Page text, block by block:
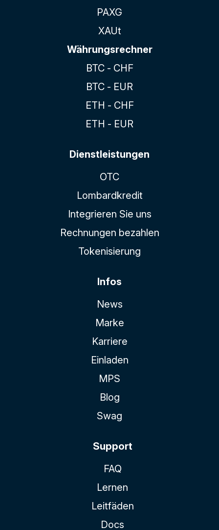
PAXG
XAUt
Währungsrechner
BTC - CHF
BTC - EUR
ETH - CHF
ETH - EUR
Dienstleistungen
OTC
Lombardkredit
Integrieren Sie uns
Rechnungen bezahlen
Tokenisierung
Infos
News
Marke
Karriere
Einladen
MPS
Blog
Swag
Support
FAQ
Lernen
Leitfäden
Docs